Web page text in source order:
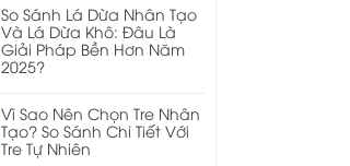
So Sánh Lá Dừa Nhân Tạo
Và Lá Dừa Khô: Đâu Là
Giải Pháp Bền Hơn Năm
2025?
Vì Sao Nên Chọn Tre Nhân
Tạo? So Sánh Chi Tiết Với
Tre Tự Nhiên